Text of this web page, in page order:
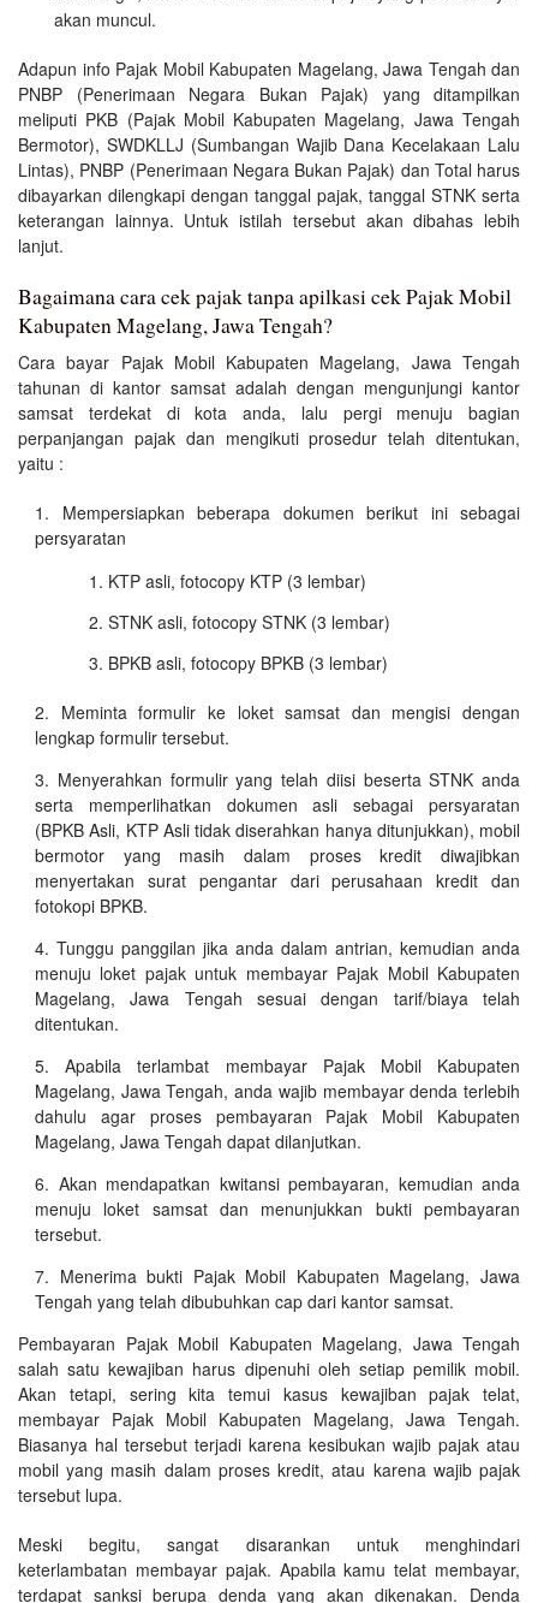
akan muncul.
Adapun info Pajak Mobil Kabupaten Magelang, Jawa Tengah dan
PNBP (Penerimaan Negara Bukan Pajak) yang ditampilkan
meliputi PKB (Pajak Mobil Kabupaten Magelang, Jawa Tengah
Bermotor), SWDKLLJ (Sumbangan Wajib Dana Kecelakaan Lalu
Lintas), PNBP (Penerimaan Negara Bukan Pajak) dan Total harus
dibayarkan dilengkapi dengan tanggal pajak, tanggal STNK serta
keterangan lainnya. Untuk istilah tersebut akan dibahas lebih
lanjut.
Bagaimana cara cek pajak tanpa apilkasi cek Pajak Mobil
Kabupaten Magelang, Jawa Tengah?
Cara bayar Pajak Mobil Kabupaten Magelang, Jawa Tengah
tahunan di kantor samsat adalah dengan mengunjungi kantor
samsat terdekat di kota anda, lalu pergi menuju bagian
perpanjangan pajak dan mengikuti prosedur telah ditentukan,
yaitu :
Mempersiapkan beberapa dokumen berikut ini sebagai
persyaratan
KTP asli, fotocopy KTP (3 lembar)
STNK asli, fotocopy STNK (3 lembar)
BPKB asli, fotocopy BPKB (3 lembar)
Meminta formulir ke loket samsat dan mengisi dengan
lengkap formulir tersebut.
Menyerahkan formulir yang telah diisi beserta STNK anda
serta memperlihatkan dokumen asli sebagai persyaratan
(BPKB Asli, KTP Asli tidak diserahkan hanya ditunjukkan), mobil
bermotor yang masih dalam proses kredit diwajibkan
menyertakan surat pengantar dari perusahaan kredit dan
fotokopi BPKB.
Tunggu panggilan jika anda dalam antrian, kemudian anda
menuju loket pajak untuk membayar Pajak Mobil Kabupaten
Magelang, Jawa Tengah sesuai dengan tarif/biaya telah
ditentukan.
Apabila terlambat membayar Pajak Mobil Kabupaten
Magelang, Jawa Tengah, anda wajib membayar denda terlebih
dahulu agar proses pembayaran Pajak Mobil Kabupaten
Magelang, Jawa Tengah dapat dilanjutkan.
Akan mendapatkan kwitansi pembayaran, kemudian anda
menuju loket samsat dan menunjukkan bukti pembayaran
tersebut.
Menerima bukti Pajak Mobil Kabupaten Magelang, Jawa
Tengah yang telah dibubuhkan cap dari kantor samsat.
Pembayaran Pajak Mobil Kabupaten Magelang, Jawa Tengah
salah satu kewajiban harus dipenuhi oleh setiap pemilik mobil.
Akan tetapi, sering kita temui kasus kewajiban pajak telat,
membayar Pajak Mobil Kabupaten Magelang, Jawa Tengah.
Biasanya hal tersebut terjadi karena kesibukan wajib pajak atau
mobil yang masih dalam proses kredit, atau karena wajib pajak
tersebut lupa.
Meski begitu, sangat disarankan untuk menghindari
keterlambatan membayar pajak. Apabila kamu telat membayar,
terdapat sanksi berupa denda yang akan dikenakan. Denda